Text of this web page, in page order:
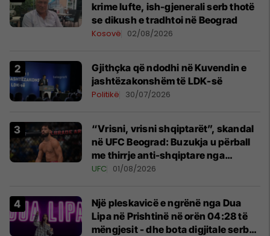
krime lufte, ish-gjenerali serb thotë
se dikush e tradhtoi në Beograd
Kosovë 02/08/2026
Gjithçka që ndodhi në Kuvendin e
jashtëzakonshëm të LDK-së
Politikë 30/07/2026
“Vrisni, vrisni shqiptarët”, skandal
në UFC Beograd: Buzukja u përball
me thirrje anti-shqiptare nga
tribunat
UFC 01/08/2026
Një pleskavicë e ngrënë nga Dua
Lipa në Prishtinë në orën 04:28 të
mëngjesit - dhe bota digjitale serbe